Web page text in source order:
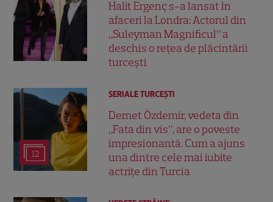
Halit Ergenç s-a lansat în
afaceri la Londra: Actorul din
„Suleyman Magnificul” a
deschis o rețea de plăcintării
turcești
12
SERIALE TURCEŞTI
Demet Özdemir, vedeta din
„Fata din vis”, are o poveste
impresionantă. Cum a ajuns
una dintre cele mai iubite
actrițe din Turcia